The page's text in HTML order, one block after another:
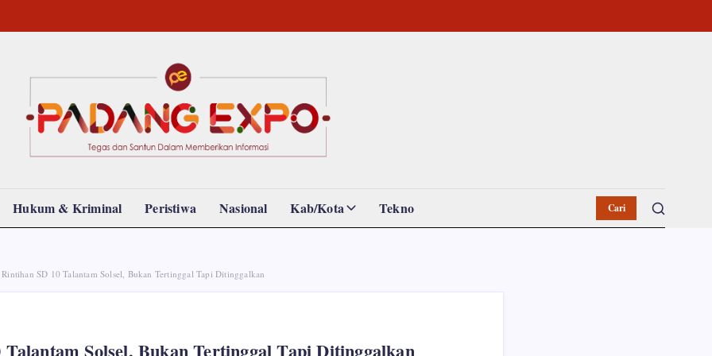
Padang
Expo
Tegas
dan
Santun
Memberikan
Informasi
Hukum & Kriminal Peristiwa Nasional Kab/Kota Tekno Cari
Rintihan SD 10 Talantam Solsel, Bukan Tertinggal Tapi Ditinggalkan